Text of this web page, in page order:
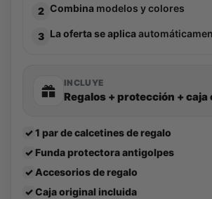
2 Combina modelos y colores
3 La oferta se aplica
INCLUYE
Regalos + protección + caja
✓1 par de calcetines de regalo
✓ Funda protectora antigolpes
✓ Accesorios de regalo
✓Caja original incluida